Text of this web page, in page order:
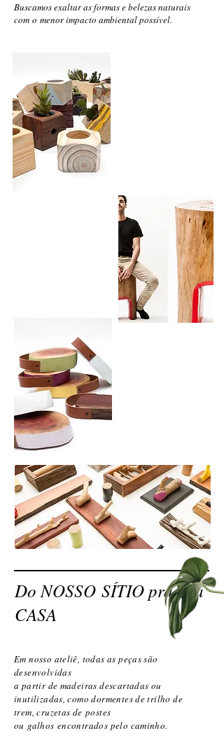
Buscamos exaltar as formas e belezas naturais
com o menor impacto ambiental possível.
Do NOSSO SÍTIO pra sua
CASA
​Em nosso ateliê, todas as peças são
desenvolvidas
a partir de madeiras descartadas ou
inutilizadas, como dormentes de trilho de
trem, cruzetas de postes
ou galhos encontrados pelo caminho.